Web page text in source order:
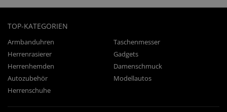
TOP-KATEGORIEN
Armbanduhren
Taschenmesser
Herrenrasierer
Gadgets
Herrenhemden
Damenschmuck
Autozubehör
Modellautos
Herrenschuhe